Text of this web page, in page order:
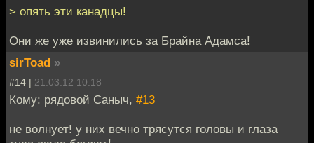
> опять эти канадцы!
Они же уже извинились за Брайна Адамса!
sirToad »
#14 | 21.03.12 10:18
Кому: рядовой Саныч, #13
не волнует! у них вечно трясутся головы и глаза